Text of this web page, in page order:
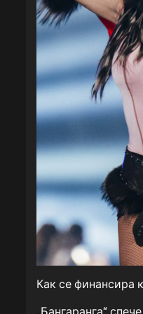
Как се финансира